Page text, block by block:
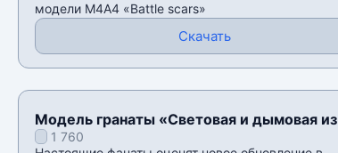
модели М4А4 «Battle scars»
Скачать
Модель гранаты «Световая и дымовая из
CS:GO» для CSS v34
1 760